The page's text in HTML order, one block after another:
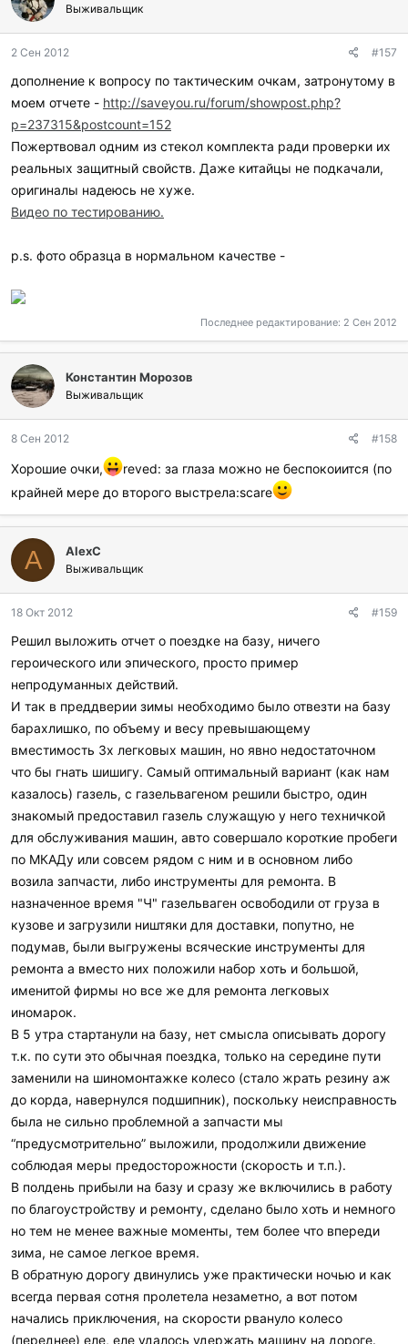
Выживальщик
2 Сен 2012 #157
дополнение к вопросу по тактическим очкам, затронутому в
моем отчете - http://saveyou.ru/forum/showpost.php?
p=237315&postcount=152
Пожертвовал одним из стекол комплекта ради проверки их
реальных защитный свойств. Даже китайцы не подкачали,
оригиналы надеюсь не хуже.
Видео по тестированию.
p.s. фото образца в нормальном качестве -
Последнее редактирование: 2 Сен 2012
Константин Морозов
Выживальщик
8 Сен 2012 #158
Хорошие очки,
reved: за глаза можно не беспокоиится (по
крайней мере до второго выстрела:scare
A AlexС
Выживальщик
18 Окт 2012 #159
Решил выложить отчет о поездке на базу, ничего
героического или эпического, просто пример
непродуманных действий.
И так в преддверии зимы необходимо было отвезти на базу
барахлишко, по объему и весу превышающему
вместимость 3х легковых машин, но явно недостаточном
что бы гнать шишигу. Самый оптимальный вариант (как нам
казалось) газель, с газельвагеном решили быстро, один
знакомый предоставил газель служащую у него техничкой
для обслуживания машин, авто совершало короткие пробеги
по МКАДу или совсем рядом с ним и в основном либо
возила запчасти, либо инструменты для ремонта. В
назначенное время "Ч" газельваген освободили от груза в
кузове и загрузили ништяки для доставки, попутно, не
подумав, были выгружены всяческие инструменты для
ремонта а вместо них положили набор хоть и большой,
именитой фирмы но все же для ремонта легковых
иномарок.
В 5 утра стартанули на базу, нет смысла описывать дорогу
т.к. по сути это обычная поездка, только на середине пути
заменили на шиномонтажке колесо (стало жрать резину аж
до корда, навернулся подшипник), поскольку неисправность
была не сильно проблемной а запчасти мы
“предусмотрительно” выложили, продолжили движение
соблюдая меры предосторожности (скорость и т.п.).
В полдень прибыли на базу и сразу же включились в работу
по благоустройству и ремонту, сделано было хоть и немного
но тем не менее важные моменты, тем более что впереди
зима, не самое легкое время.
В обратную дорогу двинулись уже практически ночью и как
всегда первая сотня пролетела незаметно, а вот потом
начались приключения, на скорости рвануло колесо
(переднее) еле, еле удалось удержать машину на дороге.